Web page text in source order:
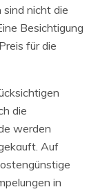
nicht die
Besichtigung
für die
die
werden
Auf
in